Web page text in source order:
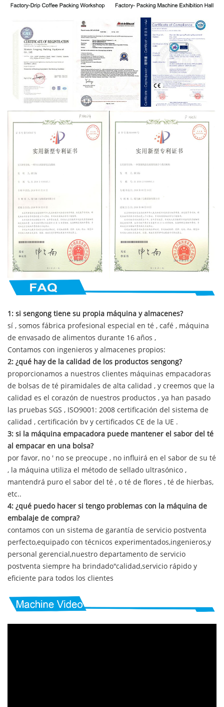
1: si sengong tiene su propia máquina y almacenes?
sí , somos fábrica profesional especial en té , café , máquina
de envasado de alimentos durante 16 años ,
Contamos con ingenieros y almacenes propios:
2: ¿qué hay de la calidad de los productos sengong?
proporcionamos a nuestros clientes máquinas empacadoras
de bolsas de té piramidales de alta calidad , y creemos que la
calidad es el corazón de nuestros productos , ya han pasado
las pruebas SGS , ISO9001: 2008 certificación del sistema de
calidad , certificación bv y certificados CE de la UE .
3: si la máquina empacadora puede mantener el sabor del té
al empacar en una bolsa?
por favor, no ' no se preocupe , no influirá en el sabor de su té
, la máquina utiliza el método de sellado ultrasónico ,
mantendrá puro el sabor del té , o té de flores , té de hierbas,
etc..
4: ¿qué puedo hacer si tengo problemas con la máquina de
embalaje de compra?
contamos con un sistema de garantía de servicio postventa
perfecto,equipado con técnicos experimentados,ingenieros,y
personal gerencial,nuestro departamento de servicio
postventa siempre ha brindado"calidad,servicio rápido y
eficiente para todos los clientes